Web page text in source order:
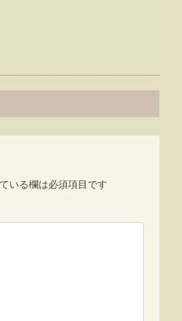
いる欄は必須項目です